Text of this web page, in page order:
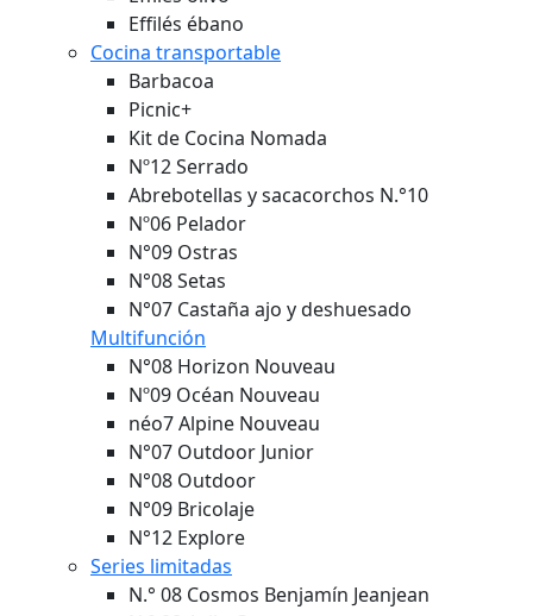
Effilés ébano
Cocina transportable
Barbacoa
Picnic+
Kit de Cocina Nomada
Nº12 Serrado
Abrebotellas y sacacorchos N.°10
Nº06 Pelador
N°09 Ostras
N°08 Setas
N°07 Castaña ajo y deshuesado
Multifunción
N°08 Horizon Nouveau
Nº09 Océan Nouveau
néo7 Alpine Nouveau
N°07 Outdoor Junior
N°08 Outdoor
N°09 Bricolaje
N°12 Explore
Series limitadas
N.° 08 Cosmos Benjamín Jeanjean